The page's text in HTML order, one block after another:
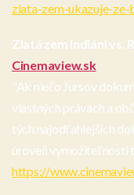
zlata-zem-ukazuje-
Zlatá zem Indiáni vs.
Cinemaview.sk
"Ak niečo Jursov
vlastných právach a
tých najodľahlejších
úroveň vymožiteľnosti
https://